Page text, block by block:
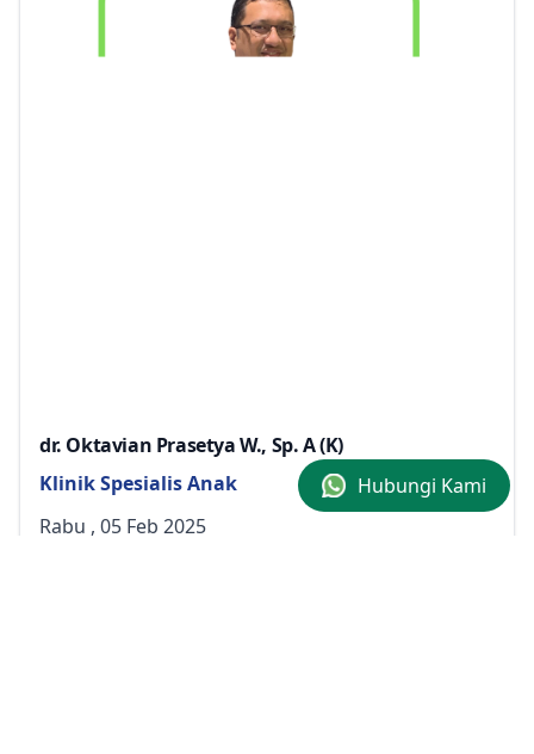
dr. Oktavian Prasetya W., Sp. A (K)
Klinik Spesialis Anak
Rabu , 05 Feb 2025
Hubungi Kami